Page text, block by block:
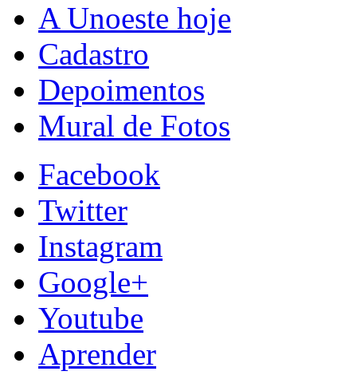
A Unoeste hoje
Cadastro
Depoimentos
Mural de Fotos
Facebook
Twitter
Instagram
Google+
Youtube
Aprender